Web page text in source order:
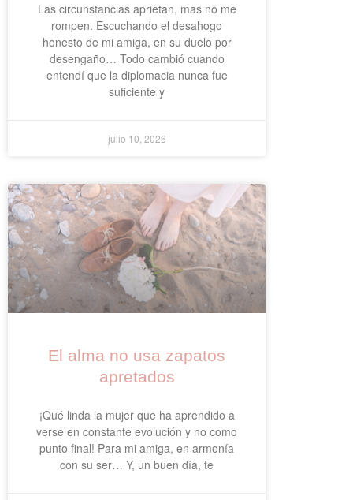
Las circunstancias aprietan, mas no me
rompen. Escuchando el desahogo
honesto de mi amiga, en su duelo por
desengaño… Todo cambió cuando
entendí que la diplomacia nunca fue
suficiente y
julio 10, 2026
El alma no usa zapatos
apretados
¡Qué linda la mujer que ha aprendido a
verse en constante evolución y no como
punto final! Para mi amiga, en armonía
con su ser… Y, un buen día, te